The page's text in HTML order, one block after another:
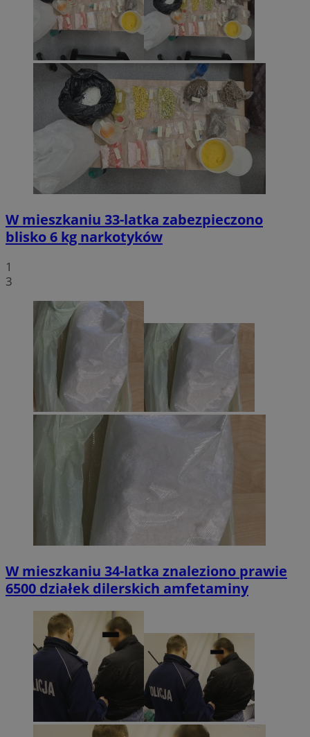
W mieszkaniu 33-latka zabezpieczono
blisko 6 kg narkotyków
1
3
W mieszkaniu 34-latka znaleziono prawie
6500 działek dilerskich amfetaminy